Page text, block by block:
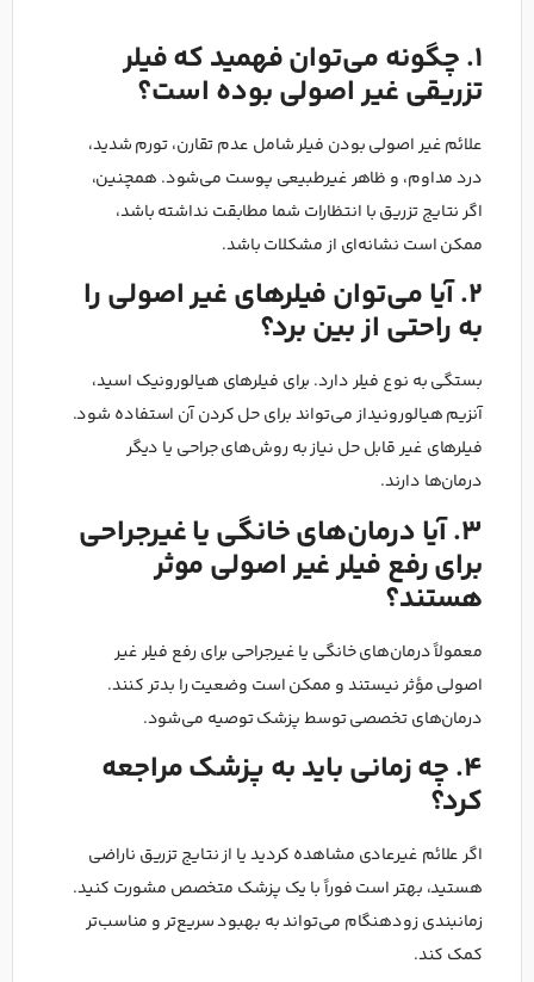
1. چگونه می‌توان فهمید که فیلر
تزریقی غیر اصولی بوده است؟
علائم غیر اصولی بودن فیلر شامل عدم تقارن، تورم شدید،
درد مداوم، و ظاهر غیرطبیعی پوست می‌شود. همچنین،
اگر نتایج تزریق با انتظارات شما مطابقت نداشته باشد،
ممکن است نشانه‌ای از مشکلات باشد.
2. آیا می‌توان فیلرهای غیر اصولی را
به راحتی از بین برد؟
بستگی به نوع فیلر دارد. برای فیلرهای هیالورونیک اسید،
آنزیم هیالورونیداز می‌تواند برای حل کردن آن استفاده شود.
فیلرهای غیر قابل حل نیاز به روش‌های جراحی یا دیگر
درمان‌ها دارند.
3. آیا درمان‌های خانگی یا غیرجراحی
برای رفع فیلر غیر اصولی موثر
هستند؟
معمولاً درمان‌های خانگی یا غیرجراحی برای رفع فیلر غیر
اصولی مؤثر نیستند و ممکن است وضعیت را بدتر کنند.
درمان‌های تخصصی توسط پزشک توصیه می‌شود.
4. چه زمانی باید به پزشک مراجعه
کرد؟
اگر علائم غیرعادی مشاهده کردید یا از نتایج تزریق ناراضی
هستید، بهتر است فوراً با یک پزشک متخصص مشورت کنید.
زمانبندی زودهنگام می‌تواند به بهبود سریع‌تر و مناسب‌تر
کمک کند.